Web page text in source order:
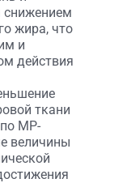
снижением
жира, что
и
действия
ткани
по МР-
величины